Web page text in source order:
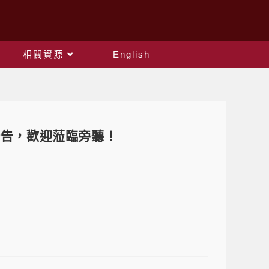
相關資源 English
，歡迎蒞臨旁聽！